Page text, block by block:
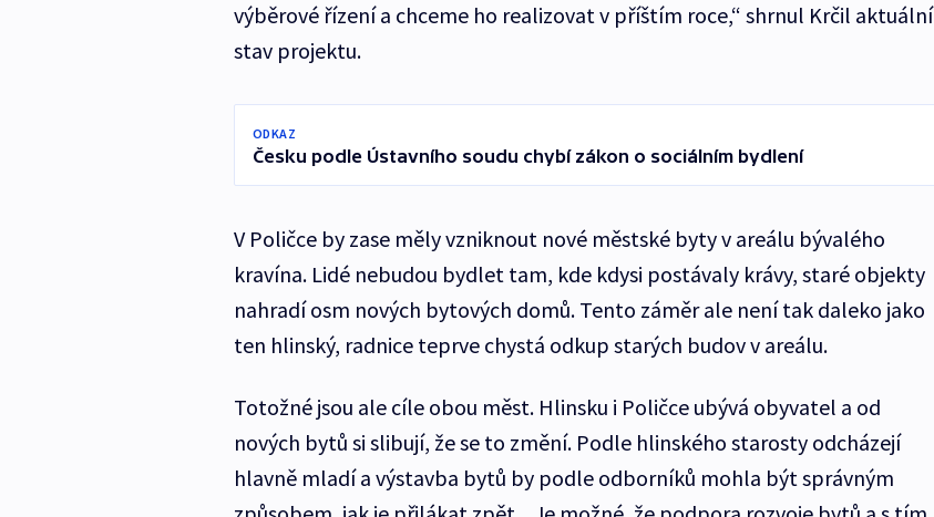
výběrové řízení a chceme ho realizovat v příštím roce,“ shrnul Krčil aktuální
stav projektu.
ODKAZ
Česku podle Ústavního soudu chybí zákon o sociálním bydlení
V Poličce by zase měly vzniknout nové městské byty v areálu bývalého
kravína. Lidé nebudou bydlet tam, kde kdysi postávaly krávy, staré objekty
nahradí osm nových bytových domů. Tento záměr ale není tak daleko jako
ten hlinský, radnice teprve chystá odkup starých budov v areálu.
Totožné jsou ale cíle obou měst. Hlinsku i Poličce ubývá obyvatel a od
nových bytů si slibují, že se to změní. Podle hlinského starosty odcházejí
hlavně mladí a výstavba bytů by podle odborníků mohla být správným